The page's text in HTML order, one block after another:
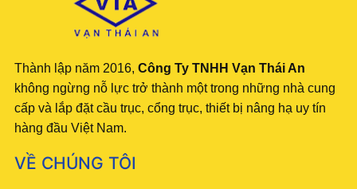
Thành lập năm 2016, Công Ty TNHH Vạn Thái An
không ngừng nỗ lực trở thành một trong những nhà cung
cấp và lắp đặt cầu trục, cổng trục, thiết bị nâng hạ uy tín
hàng đầu Việt Nam.
VỀ CHÚNG TÔI